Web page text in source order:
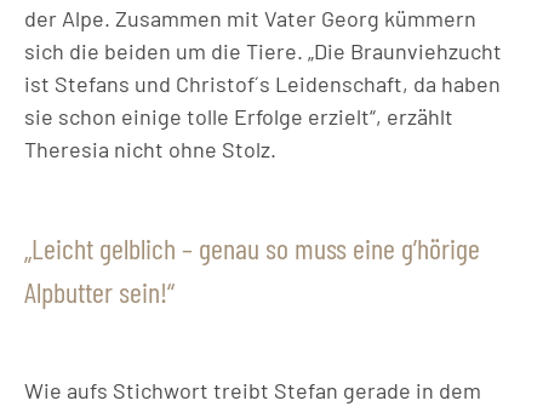
der Alpe. Zusammen mit Vater Georg kümmern
sich die beiden um die Tiere. „Die Braunviehzucht
ist Stefans und Christof´s Leidenschaft, da haben
sie schon einige tolle Erfolge erzielt“, erzählt
Theresia nicht ohne Stolz.
Leicht gelblich – genau so muss eine g’hörige
Alpbutter sein!
Wie aufs Stichwort treibt Stefan gerade in dem